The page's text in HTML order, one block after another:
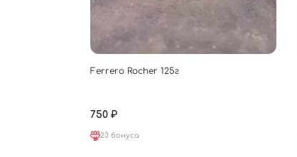
Ferrero Rocher 125г
750 ₽
23 бонуса